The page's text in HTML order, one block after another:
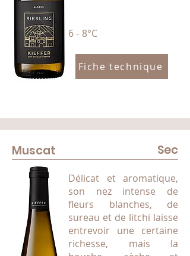
6 - 8°C
Fiche technique
Muscat Sec
Délicat et aromatique,
son nez intense de
fleurs blanches, de
sureau et de litchi laisse
entrevoir une certaine
richesse, mais la